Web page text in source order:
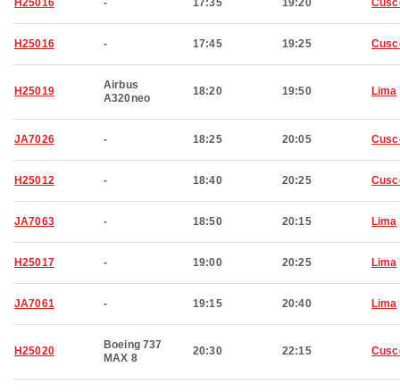
H25016 - 17:35 19:20
H25016 - 17:45 19:25
H25019
Airbus
A320neo
18:20 19:50 Lima
JA7026 - 18:25 20:05
H25012 - 18:40 20:25
JA7063 - 18:50 20:15 Lima
H25017 - 19:00 20:25 Lima
JA7061 - 19:15 20:40 Lima
H25020
Boeing 737
MAX 8
20:30 22:15